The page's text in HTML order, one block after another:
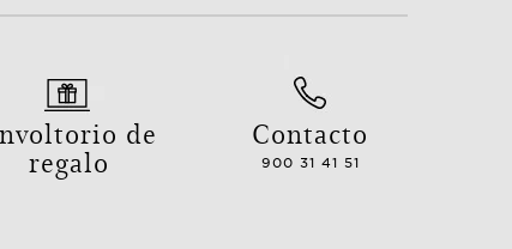
de
regalo
Contacto
900 31 41 51